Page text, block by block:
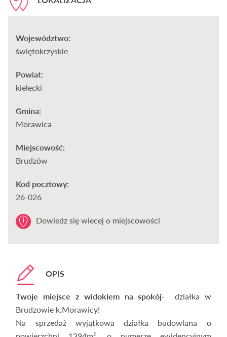
Województwo:
świętokrzyskie
Powiat:
kielecki
Gmina:
Morawica
Miejscowość:
Brudzów
Kod pocztowy:
26-026
Dowiedz się wiecej o miejscowości
OPIS
Twoje miejsce z widokiem na spokój- działka w
Brudzowie k.Morawicy!
Na sprzedaż wyjątkowa działka budowlana o